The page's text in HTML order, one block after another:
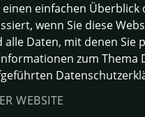
einfachen
wenn Sie diese
alle Daten, mit denen Sie
zum Thema
WEBSITE